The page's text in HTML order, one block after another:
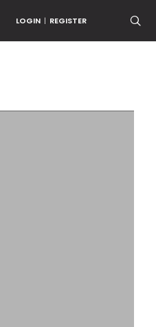
LOGIN | REGISTER